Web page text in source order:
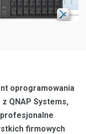
oprogramowania
QNAP Systems,
firmowych